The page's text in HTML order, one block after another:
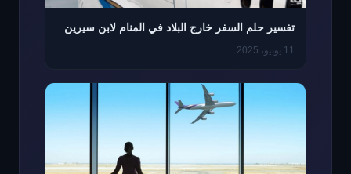
تفسير حلم السفر خارج البلاد في المنام لابن سيرين
11 يونيو، 2025